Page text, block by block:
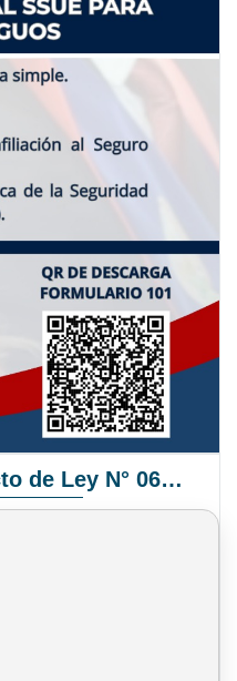
Pronunciamiento Institucional sobre el Proyecto de Ley N° 068/2025-2026 C.S.